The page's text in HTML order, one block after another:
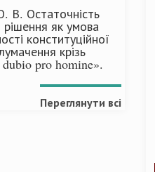
В. Остаточність
рішення як умова
конституційної
крізь
pro homine».
Переглянути всі